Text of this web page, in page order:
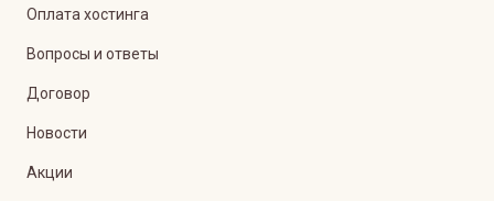
Оплата хостинга
Вопросы и ответы
Договор
Новости
Акции